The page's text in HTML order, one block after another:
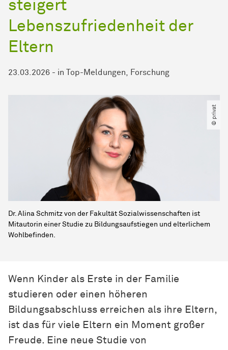
steigert
Lebenszufriedenheit der
Eltern
23.03.2026 - in Top-Meldungen Forschung
© privat
Dr. Alina Schmitz von der Fakultät Sozialwissenschaften ist
Mitautorin einer Studie zu Bildungsaufstiegen und elterlichem
Wohlbefinden.
Wenn Kinder als Erste in der Familie
studieren oder einen höheren
Bildungsabschluss erreichen als ihre Eltern,
ist das für viele Eltern ein Moment großer
Freude. Eine neue Studie von